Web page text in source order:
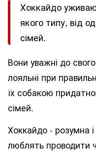
Хоккайдо
якого типу, від
сімей.
Вони уважні до
лояльні при
їх собакою
сімей.
Хоккайдо - розумна
люблять проводити